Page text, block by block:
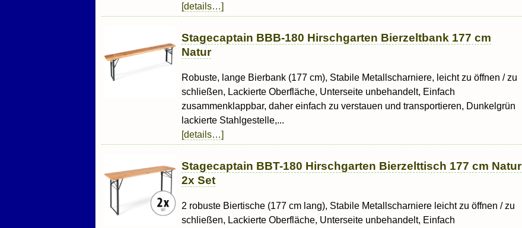
[details…]
Stagecaptain BBB-180 Hirschgarten Bierzeltbank 177 cm
Natur
Robuste, lange Bierbank (177 cm), Stabile Metallscharniere, leicht zu öffnen / zu
schließen, Lackierte Oberfläche, Unterseite unbehandelt, Einfach
zusammenklappbar, daher einfach zu verstauen und transportieren, Dunkelgrün
lackierte Stahlgestelle,...
[details…]
Stagecaptain BBT-180 Hirschgarten Bierzelttisch 177 cm Natur
2x Set
2 robuste Biertische (177 cm lang), Stabile Metallscharniere leicht zu öffnen / zu
schließen, Lackierte Oberfläche, Unterseite unbehandelt, Einfach